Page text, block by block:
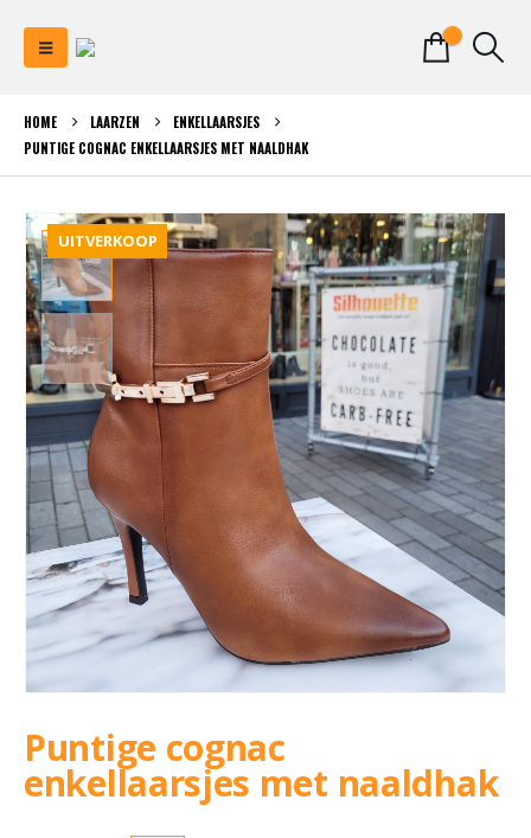
HOME LAARZEN
ENKELLAARSJES
PUNTIGE COGNAC ENKELLAARSJES MET NAALDHAK
UITVERKOOP
Puntige cognac
enkellaarsjes met naaldhak